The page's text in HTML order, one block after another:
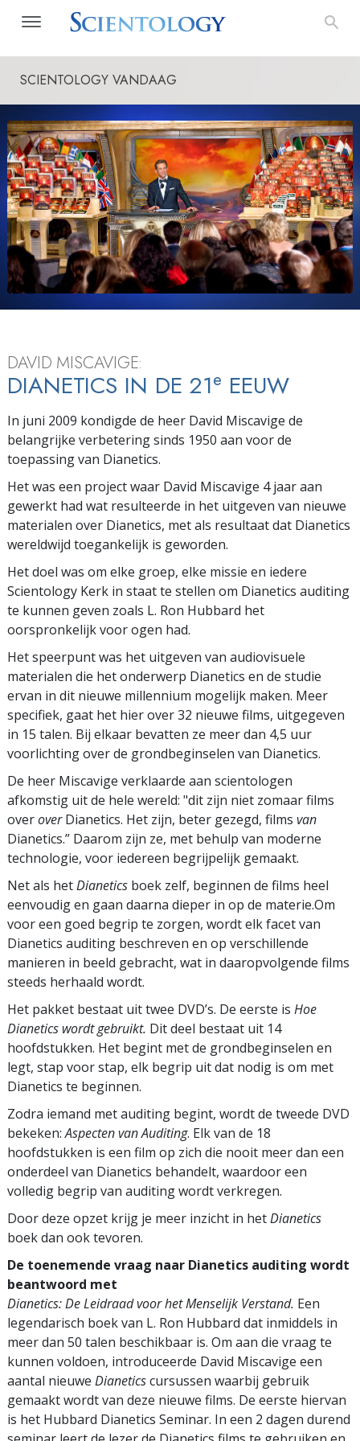
SCIENTOLOGY VANDAAG
DAVID MISCAVIGE:
DIANETICS IN DE 21e EEUW
In juni 2009 kondigde de heer David Miscavige de
belangrijke verbetering sinds 1950 aan voor de
toepassing van Dianetics.
Het was een project waar David Miscavige 4 jaar aan
gewerkt had wat resulteerde in het uitgeven van nieuwe
materialen over Dianetics, met als resultaat dat Dianetics
wereldwijd toegankelijk is geworden.
Het doel was om elke groep, elke missie en iedere
Scientology Kerk in staat te stellen om Dianetics auditing
te kunnen geven zoals L. Ron Hubbard het
oorspronkelijk voor ogen had.
Het speerpunt was het uitgeven van audiovisuele
materialen die het onderwerp Dianetics en de studie
ervan in dit nieuwe millennium mogelijk maken. Meer
specifiek, gaat het hier over 32 nieuwe films, uitgegeven
in 15 talen. Bij elkaar bevatten ze meer dan 4,5 uur
voorlichting over de grondbeginselen van Dianetics.
De heer Miscavige verklaarde aan scientologen
afkomstig uit de hele wereld: "dit zijn niet zomaar films
overoverDianetics. Het zijn, beter gezegd, films van
Dianetics.” Daarom zijn ze, met behulp van moderne
technologie, voor iedereen begrijpelijk gemaakt.
Net als hetDianetics boek zelf, beginnen de films heel
eenvoudig en gaan daarna dieper in op de materie.Om
voor een goed begrip te zorgen, wordt elk facet van
Dianetics auditing beschreven en op verschillende
manieren in beeld gebracht, wat in daaropvolgende films
steeds herhaald wordt.
Het pakket bestaat uit twee DVD’s. De eerste is Hoe
Dianetics wordt gebruikt. Dit deel bestaat uit 14
hoofdstukken. Het begint met de grondbeginselen en
legt, stap voor stap, elk begrip uit dat nodig is om met
Dianetics te beginnen.
Zodra iemand met auditing begint, wordt de tweede DVD
bekeken:Aspecten van Auditing. Elk van de 18
hoofdstukken is een film op zich die nooit meer dan een
onderdeel van Dianetics behandelt, waardoor een
volledig begrip van auditing wordt verkregen.
Door deze opzet krijg je meer inzicht in hetDianetics
boek dan ook tevoren.
De toenemende vraag naar Dianetics auditing wordt
beantwoord met
Dianetics: De Leidraad voor het Menselijk Verstand. Een
legendarisch boek van L. Ron Hubbard dat inmiddels in
meer dan 50 talen beschikbaar is. Om aan die vraag te
kunnen voldoen, introduceerde David Miscavige een
aantal nieuwe Dianeticscursussen waarbij gebruik
gemaakt wordt van deze nieuwe films. De eerste hiervan
is het Hubbard Dianetics Seminar. In een 2 dagen durend